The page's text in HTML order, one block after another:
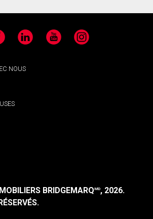
LinkedIn YouTube Instagram
NOUS
BRIDGEMARQMD, 2026.